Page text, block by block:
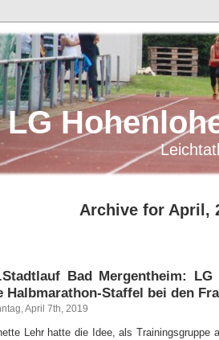
LG
Archive for April,
Bad Mergentheim:
Halbmarathon-Staffel bei den
April 7th, 2019
Lehr hatte die Idee, als Trainingsgruppe